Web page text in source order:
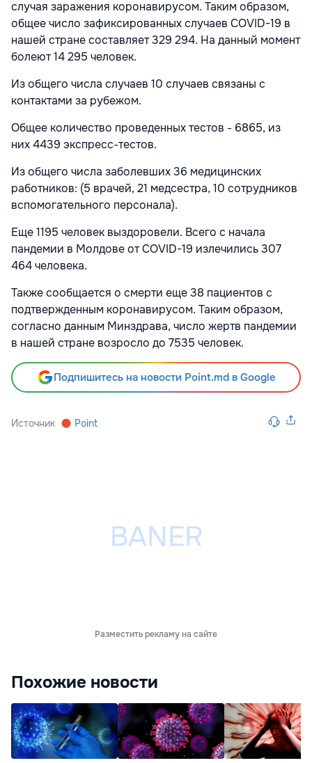
случая заражения коронавирусом. Таким образом,
общее число зафиксированных случаев COVID-19 в
нашей стране составляет 329 294. На данный момент
болеют 14 295 человек.
Из общего числа случаев 10 случаев связаны с
контактами за рубежом.
Общее количество проведенных тестов - 6865, из
них 4439 экспресс-тестов.
Из общего числа заболевших 36 медицинских
работников: (5 врачей, 21 медсестра, 10 сотрудников
вспомогательного персонала).
Еще 1195 человек выздоровели. Всего с начала
пандемии в Молдове от COVID-19 излечились 307
464 человека.
Также сообщается о смерти еще 38 пациентов с
подтвержденным коронавирусом. Таким образом,
согласно данным Минздрава, число жертв пандемии
в нашей стране возросло до 7535 человек.
Подпишитесь на новости Point.md в Google
Источник Point
Разместить рекламу на сайте
Похожие новости